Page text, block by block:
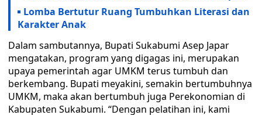
Lomba Bertutur Ruang Tumbuhkan Literasi dan
Karakter Anak
Dalam sambutannya, Bupati Sukabumi Asep Japar
mengatakan, program yang digagas ini, merupakan
upaya pemerintah agar UMKM terus tumbuh dan
berkembang. Bupati meyakini, semakin bertumbuhnya
UMKM, maka akan bertumbuh juga Perekonomian di
Kabupaten Sukabumi. “Dengan pelatihan ini, kami